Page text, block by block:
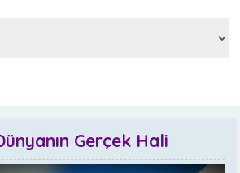
Gerçek Hali